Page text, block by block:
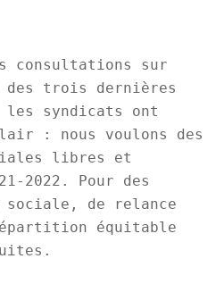
consultations sur
trois dernières
syndicats ont
: nous voulons des
libres et
2022. Pour des
de relance
équitable